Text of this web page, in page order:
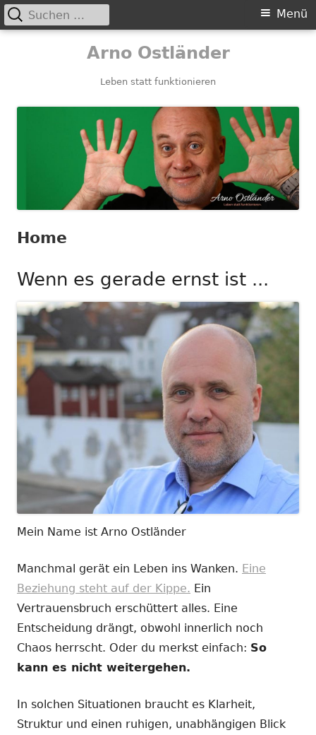
Arno Ostländer
Leben statt funktionieren
Primäres
Menü
Suchen
nach:
Home
Wenn es gerade ernst ist ...
Mein Name ist Arno Ostländer
Manchmal gerät ein Leben ins Wanken. Eine
Beziehung steht auf der Kippe. Ein
Vertrauensbruch erschüttert alles. Eine
Entscheidung drängt, obwohl innerlich noch
Chaos herrscht. Oder du merkst einfach: So
kann es nicht weitergehen.
In solchen Situationen braucht es Klarheit,
Struktur und einen ruhigen, unabhängigen Blick